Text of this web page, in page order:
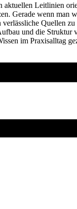
aktuellen Leitlinien
Gerade wenn
Quellen
und die
im Praxisalltag